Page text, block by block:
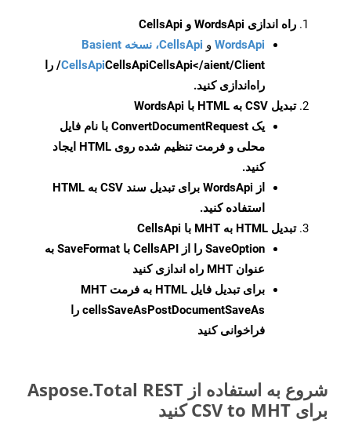
راه اندازی WordsApi و CellsApi
WordsApi و CellsApi، نسخه Basient
CellsApiCellsApi
CellsApi</aient/Client/ را
راه‌اندازی کنید.
تبدیل CSV به HTML با WordsApi
یک ConvertDocumentRequest با نام فایل
محلی و فرمت تنظیم شده روی HTML ایجاد
کنید.
از WordsApi برای تبدیل سند CSV به HTML
استفاده کنید.
تبدیل HTML به MHT با CellsApi
SaveOption
را از CellsAPI با SaveFormat به
عنوان MHT راه اندازی کنید
برای تبدیل فایل HTML به فرمت
MHT
cellsSaveAsPostDocumentSaveAs را
فراخوانی کنید
شروع به استفاده از Aspose.Total REST
برای CSV to MHT کنید